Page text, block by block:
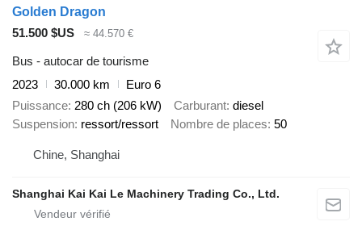
Golden Dragon
51.500 $US
≈ 44.570 €
Bus - autocar de tourisme
2023
30.000 km
Euro 6
Puissance 280 ch (206 kW) Carburant diesel
Suspension ressort/ressort Nombre de places 50
Chine, Shanghai
Shanghai Kai Kai Le Machinery Trading Co., Ltd.